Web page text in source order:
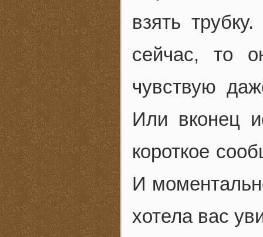
взять
сейчас, то
чувствую
Или вконец
короткое
И
хотела вас